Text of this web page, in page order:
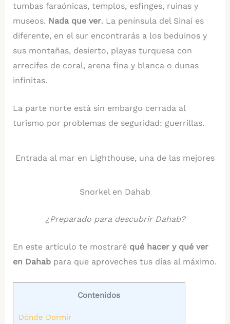
tumbas faraónicas, templos, esfinges, ruinas y
museos. Nada que ver. La península del Sinaí es
diferente, en el sur encontrarás a los beduinos y
sus montañas, desierto, playas turquesa con
arrecifes de coral, arena fina y blanca o dunas
infinitas.
La parte norte está sin embargo cerrada al
turismo por problemas de seguridad: guerrillas.
Entrada al mar en Lighthouse, una de las mejores
Snorkel en Dahab
¿Preparado para descubrir Dahab?
En este artículo te mostraré qué hacer y qué ver
en Dahabpara que aproveches tus días al máximo.
Contenidos
Dónde Dormir